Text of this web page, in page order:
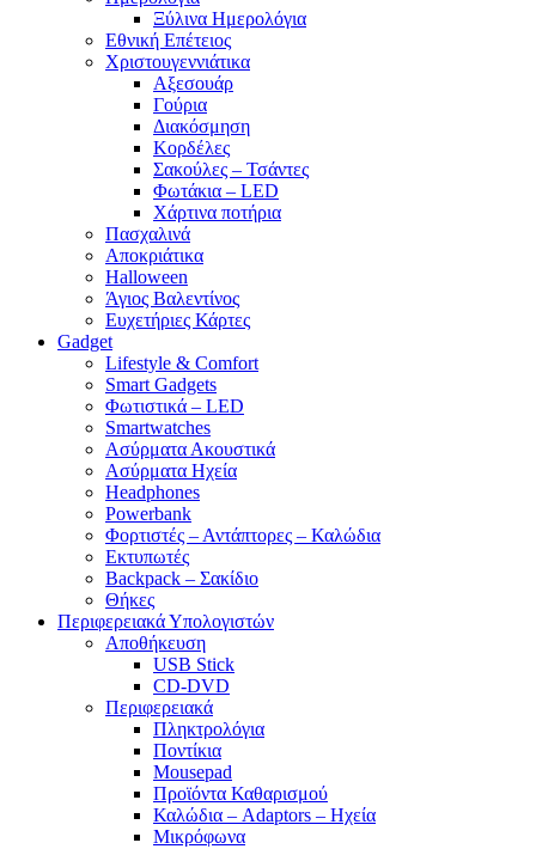
Ξύλινα Ημερολόγια
Εθνική Επέτειος
Χριστουγεννιάτικα
Αξεσουάρ
Γούρια
Διακόσμηση
Κορδέλες
Σακούλες – Τσάντες
Φωτάκια – LED
Χάρτινα ποτήρια
Πασχαλινά
Αποκριάτικα
Halloween
Άγιος Βαλεντίνος
Ευχετήριες Κάρτες
Gadget
Lifestyle & Comfort
Smart Gadgets
Φωτιστικά – LED
Smartwatches
Ασύρματα Ακουστικά
Ασύρματα Ηχεία
Headphones
Powerbank
Φορτιστές – Αντάπτορες – Καλώδια
Εκτυπωτές
Backpack – Σακίδιο
Θήκες
Περιφερειακά Υπολογιστών
Αποθήκευση
USB Stick
CD-DVD
Περιφερειακά
Πληκτρολόγια
Ποντίκια
Mousepad
Προϊόντα Καθαρισμού
Καλώδια – Adaptors – Ηχεία
Μικρόφωνα